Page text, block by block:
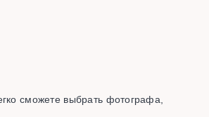
сможете выбрать фотографа,